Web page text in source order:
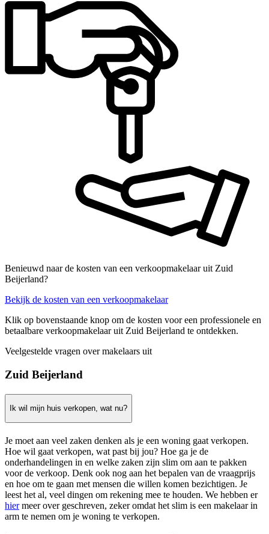
Benieuwd naar de kosten van een verkoopmakelaar uit Zuid
Beijerland?
Bekijk de kosten van een verkoopmakelaar
Klik op bovenstaande knop om de kosten voor een professionele en
betaalbare verkoopmakelaar uit Zuid Beijerland te ontdekken.
Veelgestelde vragen over makelaars uit
Zuid Beijerland
Ik wil mijn huis verkopen, wat nu?
Je moet aan veel zaken denken als je een woning gaat verkopen.
Hoe wil gaat verkopen, wat past bij jou? Hoe ga je de
onderhandelingen in en welke zaken zijn slim om aan te pakken
voor de verkoop. Denk ook nog aan het bepalen van de vraagprijs
en hoe om te gaan met mensen die willen komen bezichtigen. Je
leest het al, veel dingen om rekening mee te houden. We hebben er
hiermeer over geschreven, zeker omdat het slim is een makelaar in
arm te nemen om je woning te verkopen.